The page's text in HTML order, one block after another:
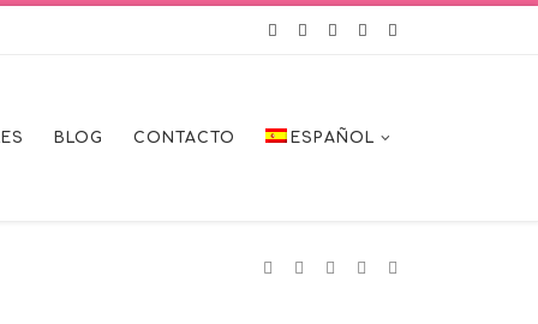
BLOG CONTACTO ESPAÑOL